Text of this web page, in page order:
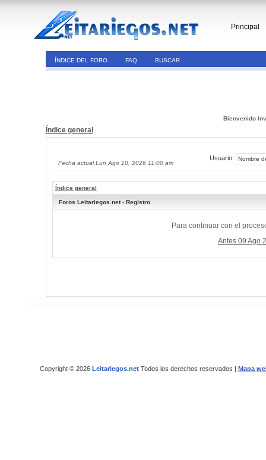
Principal
ÍNDICE DEL FORO FAQ BUSCAR
Bienvenido
Índice general
Fecha actual Lun Ago 10, 2026 11:00 am
Usuario:
Índice general
Foros Leitariegos.net - Registro
Para continuar con el
Antes 09 Ago
Copyright © 2026 Leitariegos.netTodos los derechos reservados | Mapa